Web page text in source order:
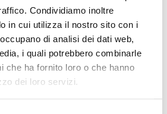
Condividiamo inoltre
in cui utilizza il nostro sito con i
di analisi dei dati web,
i quali potrebbero combinarle
che ha fornito loro o che hanno
dei loro servizi.